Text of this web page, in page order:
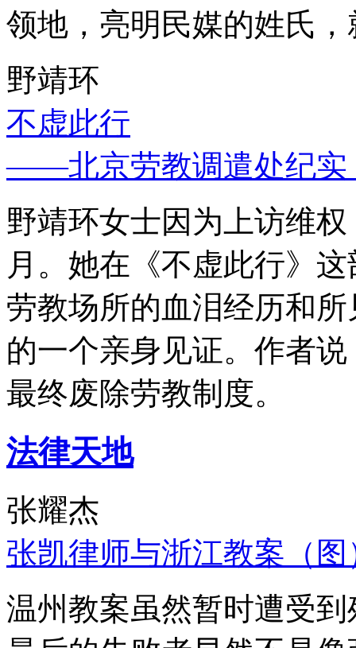
领地，亮明民媒的姓氏
野靖环
不虚此行
——北京劳教调遣处纪实
野靖环女士因为上访维
月。她在《不虚此行》
劳教场所的血泪经历和
的一个亲身见证。作者
最终废除劳教制度。
法律天地
张耀杰
张凯律师与浙江教案（图
温州教案虽然暂时遭受